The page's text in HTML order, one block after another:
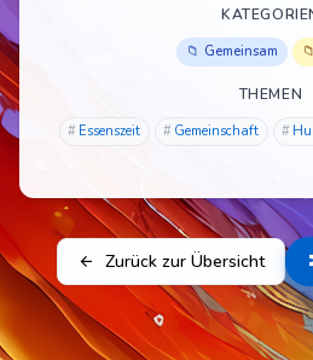
Gemeinsam
THEMEN
Essenszeit Gemeinschaft
Zurück zur Übersicht